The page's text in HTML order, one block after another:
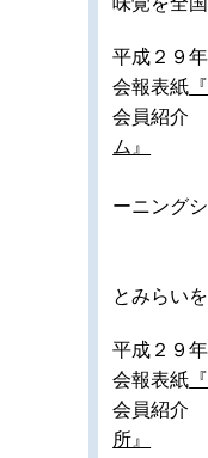
平成２９
会報表紙
会員紹
ム』
～手
ーニング
とみらい
平成２９
会報表紙
会員紹
所』